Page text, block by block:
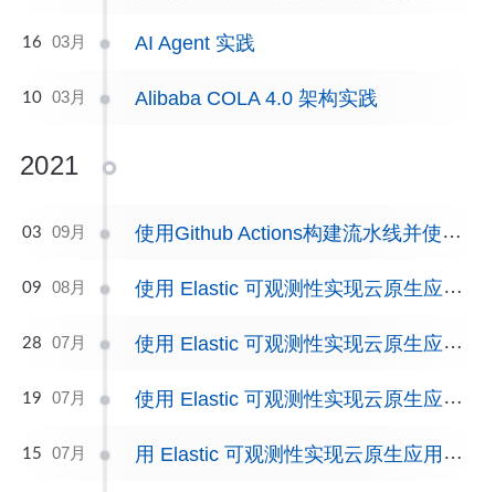
16 03月 AI Agent 实践
10 03月 Alibaba COLA 4.0 架构实践
2021
03 09月 使用Github Actions构建流水线并使用Helm部署制品到K8S
09 08月 使用 Elastic 可观测性实现云原生应用监控(4/4)
28 07月 使用 Elastic 可观测性实现云原生应用监控(3/4)
19 07月 使用 Elastic 可观测性实现云原生应用监控(2/4)
15 07月 用 Elastic 可观测性实现云原生应用监控(1/4)